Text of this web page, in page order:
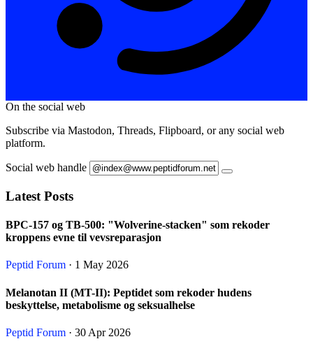
On the social web
Subscribe via Mastodon, Threads, Flipboard, or any social web
platform.
Social web handle
Latest Posts
BPC-157 og TB-500: "Wolverine-stacken" som rekoder
kroppens evne til vevsreparasjon
Peptid Forum · 1 May 2026
Melanotan II (MT-II): Peptidet som rekoder hudens
beskyttelse, metabolisme og seksualhelse
Peptid Forum · 30 Apr 2026